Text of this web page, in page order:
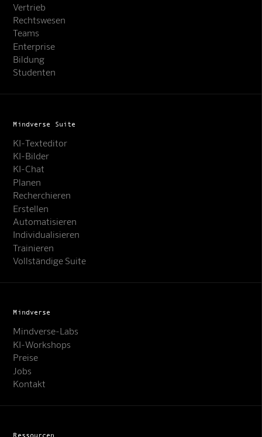
Vertrieb
Rechtswesen
Teams
Enterprise
Bildung
Studenten
Mindverse Suite
KI-Texteditor
KI-Bilder
KI-Chat
Planen
Recherchieren
Erstellen
Automatisieren
Individualisieren
Trainieren
Vollständige Suite
Mindverse
Mindverse-Labs
KI-Workshops
Preise
Jobs
Kontakt
Ressourcen